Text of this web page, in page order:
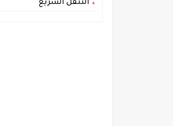
التنقل السريع